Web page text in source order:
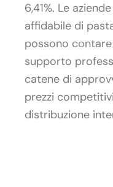
6,41%. Le
affidabile di
possono
supporto
catene di
prezzi
distribuzione